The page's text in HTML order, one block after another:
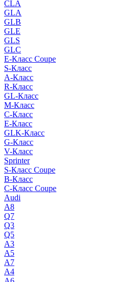
CLA
GLA
GLB
GLE
GLS
GLC
E-Класс Coupe
S-Класс
A-Класс
R-Класс
GL-Класс
M-Класс
C-Класс
E-Класс
GLK-Класс
G-Класс
V-Класс
Sprinter
S-Класс Сoupe
B-Класс
C-Класс Coupe
Audi
A8
Q7
Q3
Q5
A3
A5
A7
A4